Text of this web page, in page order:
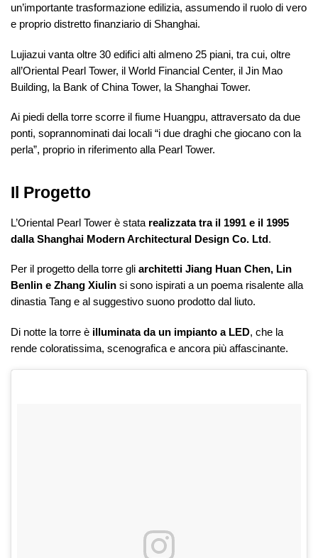
un’importante trasformazione edilizia, assumendo il ruolo di vero
e proprio distretto finanziario di Shanghai.
Lujiazui vanta oltre 30 edifici alti almeno 25 piani, tra cui, oltre
all’Oriental Pearl Tower, il World Financial Center, il Jin Mao
Building, la Bank of China Tower, la Shanghai Tower.
Ai piedi della torre scorre il fiume Huangpu, attraversato da due
ponti, soprannominati dai locali “i due draghi che giocano con la
perla”, proprio in riferimento alla Pearl Tower.
Il Progetto
L’Oriental Pearl Tower è stata realizzata tra il 1991 e il 1995
dalla Shanghai Modern Architectural Design Co. Ltd.
Per il progetto della torre gli architetti Jiang Huan Chen, Lin
Benlin e Zhang Xiulin si sono ispirati a un poema risalente alla
dinastia Tang e al suggestivo suono prodotto dal liuto.
Di notte la torre è illuminata da un impianto a LED, che la
rende coloratissima, scenografica e ancora più affascinante.